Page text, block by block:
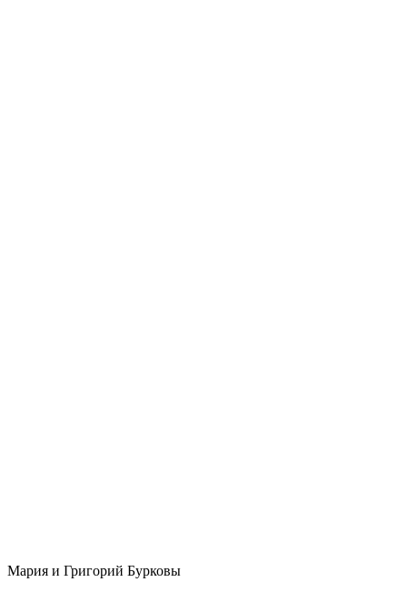
Мария и Григорий Бурковы